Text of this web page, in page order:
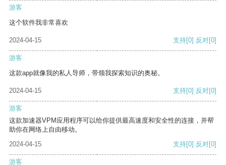
游客
这个软件我非常喜欢
2024-04-15 支持[0] 反对[0]
游客
这款app就像我的私人导师，带领我探索知识的奥秘。
2024-04-15 支持[0] 反对[0]
游客
这款加速器VPM应用程序可以给你提供最高速度和安全性的连接，并帮
助你在网络上自由移动。
2024-04-15
支持[0] 反对[0]
游客